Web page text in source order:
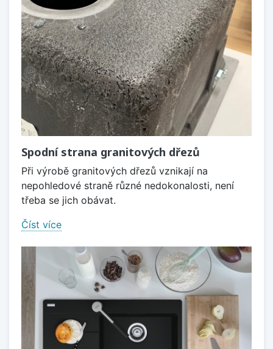
Spodní strana granitových dřezů
Při výrobě granitových dřezů vznikají na
nepohledové straně různé nedokonalosti, není
třeba se jich obávat.
Číst více